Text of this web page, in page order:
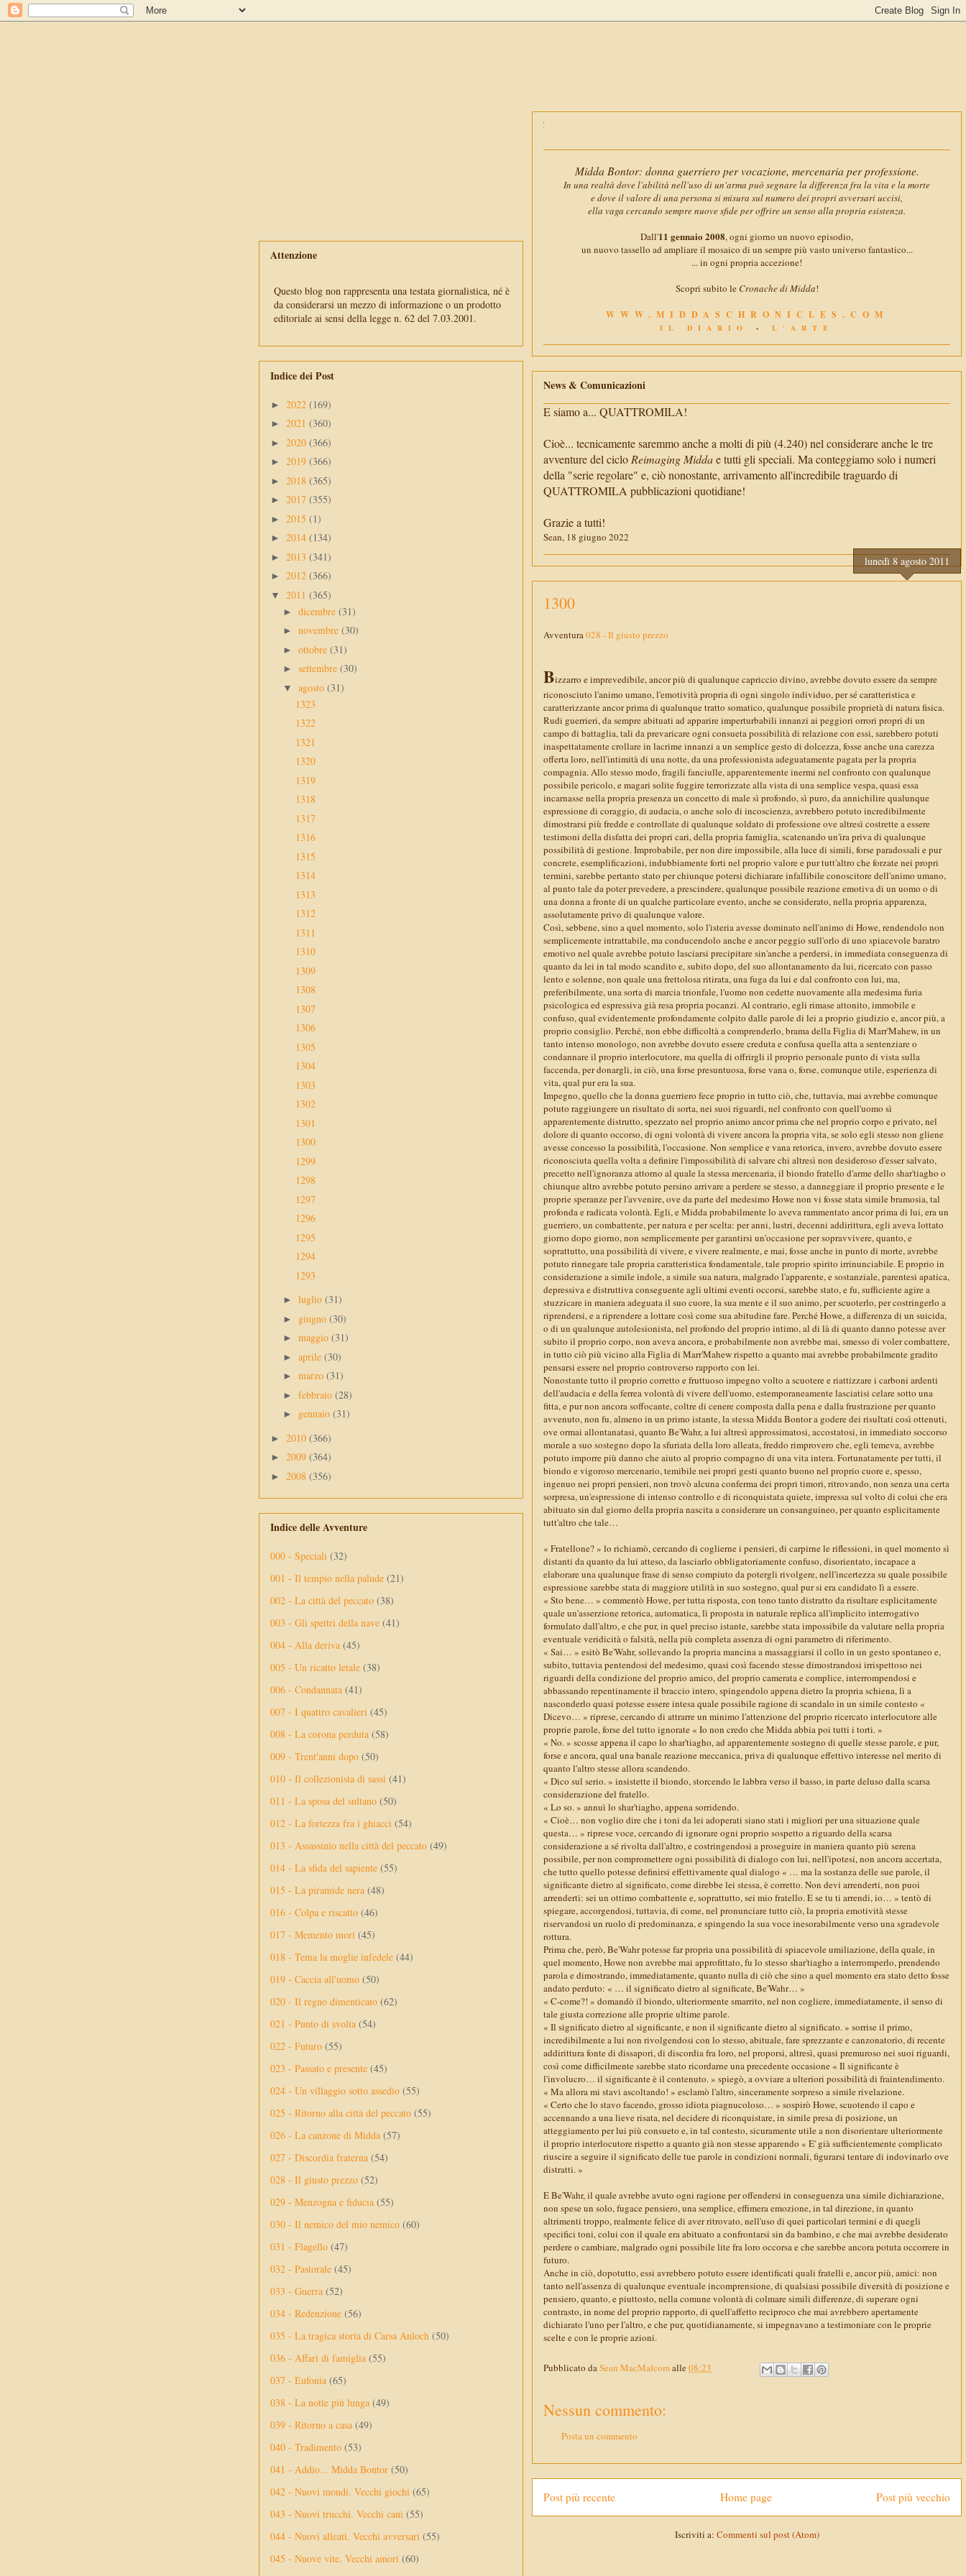
Midda Bontor: donna guerriero per vocazione, mercenaria per professione.
In una realtà dove l'abilità nell'uso di un'arma può segnare la differenza fra la vita e la morte
e dove il valore di una persona si misura sul numero dei propri avversari uccisi,
ella vaga cercando sempre nuove sfide per offrire un senso alla propria esistenza.
Dall'11 gennaio 2008, ogni giorno un nuovo episodio,
un nuovo tassello ad ampliare il mosaico di un sempre più vasto universo fantastico...
... in ogni propria accezione!
Scopri subito le Cronache di Midda!
WWW.MIDDASCHRONICLES.COM
IL DIARIO - L'ARTE
News & Comunicazioni
E siamo a... QUATTROMILA!
Cioè... tecnicamente saremmo anche a molti di più (4.240) nel considerare anche le tre
avventure del cicloReimaging Middae tutti gli speciali. Ma conteggiamo solo i numeri
della "serie regolare" e, ciò nonostante, arrivamento all'incredibile traguardo di
QUATTROMILA pubblicazioni quotidiane!
Grazie a tutti!
Sean, 18 giugno 2022
lunedì 8 agosto 2011
1300
Avventura028 - Il giusto prezzo
Bizzarro e imprevedibile, ancor più di qualunque capriccio divino, avrebbe dovuto essere da sempre
riconosciuto l'animo umano, l'emotività propria di ogni singolo individuo, per sé caratteristica e
caratterizzante ancor prima di qualunque tratto somatico, qualunque possibile proprietà di natura fisica.
Rudi guerrieri, da sempre abituati ad apparire imperturbabili innanzi ai peggiori orrori propri di un
campo di battaglia, tali da prevaricare ogni consueta possibilità di relazione con essi, sarebbero potuti
inaspettatamente crollare in lacrime innanzi a un semplice gesto di dolcezza, fosse anche una carezza
offerta loro, nell'intimità di una notte, da una professionista adeguatamente pagata per la propria
compagnia. Allo stesso modo, fragili fanciulle, apparentemente inermi nel confronto con qualunque
possibile pericolo, e magari solite fuggire terrorizzate alla vista di una semplice vespa, quasi essa
incarnasse nella propria presenza un concetto di male sì profondo, sì puro, da annichilire qualunque
espressione di coraggio, di audacia, o anche solo di incoscienza, avrebbero potuto incredibilmente
dimostrarsi più fredde e controllate di qualunque soldato di professione ove altresì costrette a essere
testimoni della disfatta dei propri cari, della propria famiglia, scatenando un'ira priva di qualunque
possibilità di gestione. Improbabile, per non dire impossibile, alla luce di simili, forse paradossali e pur
concrete, esemplificazioni, indubbiamente forti nel proprio valore e pur tutt'altro che forzate nei propri
termini, sarebbe pertanto stato per chiunque potersi dichiarare infallibile conoscitore dell'animo umano,
al punto tale da poter prevedere, a prescindere, qualunque possibile reazione emotiva di un uomo o di
una donna a fronte di un qualche particolare evento, anche se considerato, nella propria apparenza,
assolutamente privo di qualunque valore.
Così, sebbene, sino a quel momento, solo l'isteria avesse dominato nell'animo di Howe, rendendolo non
semplicemente intrattabile, ma conducendolo anche e ancor peggio sull'orlo di uno spiacevole baratro
emotivo nel quale avrebbe potuto lasciarsi precipitare sin'anche a perdersi, in immediata conseguenza di
quanto da lei in tal modo scandito e, subito dopo, del suo allontanamento da lui, ricercato con passo
lento e solenne, non quale una frettolosa ritirata, una fuga da lui e dal confronto con lui, ma,
preferibilmente, una sorta di marcia trionfale, l'uomo non cedette nuovamente alla medesima furia
psicologica ed espressiva già resa propria pocanzi. Al contrario, egli rimase attonito, immobile e
confuso, qual evidentemente profondamente colpito dalle parole di lei a proprio giudizio e, ancor più, a
proprio consiglio. Perché, non ebbe difficoltà a comprenderlo, brama della Figlia di Marr'Mahew, in un
tanto intenso monologo, non avrebbe dovuto essere creduta e confusa quella atta a sentenziare o
condannare il proprio interlocutore, ma quella di offrirgli il proprio personale punto di vista sulla
faccenda, per donargli, in ciò, una forse presuntuosa, forse vana o, forse, comunque utile, esperienza di
vita, qual pur era la sua.
Impegno, quello che la donna guerriero fece proprio in tutto ciò, che, tuttavia, mai avrebbe comunque
potuto raggiungere un risultato di sorta, nei suoi riguardi, nel confronto con quell'uomo sì
apparentemente distrutto, spezzato nel proprio animo ancor prima che nel proprio corpo e privato, nel
dolore di quanto occorso, di ogni volontà di vivere ancora la propria vita, se solo egli stesso non gliene
avesse concesso la possibilità, l'occasione. Non semplice e vana retorica, invero, avrebbe dovuto essere
riconosciuta quella volta a definire l'impossibilità di salvare chi altresì non desideroso d'esser salvato,
precetto nell'ignoranza attorno al quale la stessa mercenaria, il biondo fratello d'arme dello shar'tiagho o
chiunque altro avrebbe potuto persino arrivare a perdere se stesso, a danneggiare il proprio presente e le
proprie speranze per l'avvenire, ove da parte del medesimo Howe non vi fosse stata simile bramosia, tal
profonda e radicata volontà. Egli, e Midda probabilmente lo aveva rammentato ancor prima di lui, era un
guerriero, un combattente, per natura e per scelta: per anni, lustri, decenni addirittura, egli aveva lottato
giorno dopo giorno, non semplicemente per garantirsi un'occasione per sopravvivere, quanto, e
soprattutto, una possibilità di vivere, e vivere realmente, e mai, fosse anche in punto di morte, avrebbe
potuto rinnegare tale propria caratteristica fondamentale, tale proprio spirito irrinunciabile. E proprio in
considerazione a simile indole, a simile sua natura, malgrado l'apparente, e sostanziale, parentesi apatica,
depressiva e distruttiva conseguente agli ultimi eventi occorsi, sarebbe stato, e fu, sufficiente agire a
stuzzicare in maniera adeguata il suo cuore, la sua mente e il suo animo, per scuoterlo, per costringerlo a
riprendersi, e a riprendere a lottare così come sua abitudine fare. Perché Howe, a differenza di un suicida,
o di un qualunque autolesionista, nel profondo del proprio intimo, al di là di quanto danno potesse aver
subito il proprio corpo, non aveva ancora, e probabilmente non avrebbe mai, smesso di voler combattere,
in tutto ciò più vicino alla Figlia di Marr'Mahew rispetto a quanto mai avrebbe probabilmente gradito
pensarsi essere nel proprio controverso rapporto con lei.
Nonostante tutto il proprio corretto e fruttuoso impegno volto a scuotere e riattizzare i carboni ardenti
dell'audacia e della ferrea volontà di vivere dell'uomo, estemporaneamente lasciatisi celare sotto una
fitta, e pur non ancora soffocante, coltre di cenere composta dalla pena e dalla frustrazione per quanto
avvenuto, non fu, almeno in un primo istante, la stessa Midda Bontor a godere dei risultati così ottenuti,
ove ormai allontanatasi, quanto Be'Wahr, a lui altresì approssimatosi, accostatosi, in immediato soccorso
morale a suo sostegno dopo la sfuriata della loro alleata, freddo rimprovero che, egli temeva, avrebbe
potuto imporre più danno che aiuto al proprio compagno di una vita intera. Fortunatamente per tutti, il
biondo e vigoroso mercenario, temibile nei propri gesti quanto buono nel proprio cuore e, spesso,
ingenuo nei propri pensieri, non trovò alcuna conferma dei propri timori, ritrovando, non senza una certa
sorpresa, un'espressione di intenso controllo e di riconquistata quiete, impressa sul volto di colui che era
abituato sin dal giorno della propria nascita a considerare un consanguineo, per quanto esplicitamente
tutt'altro che tale…
« Fratellone? » lo richiamò, cercando di coglierne i pensieri, di carpirne le riflessioni, in quel momento sì
distanti da quanto da lui atteso, da lasciarlo obbligatoriamente confuso, disorientato, incapace a
elaborare una qualunque frase di senso compiuto da potergli rivolgere, nell'incertezza su quale possibile
espressione sarebbe stata di maggiore utilità in suo sostegno, qual pur si era candidato lì a essere.
« Sto bene… » commentò Howe, per tutta risposta, con tono tanto distratto da risultare esplicitamente
quale un'asserzione retorica, automatica, lì proposta in naturale replica all'implicito interrogativo
formulato dall'altro, e che pur, in quel preciso istante, sarebbe stata impossibile da valutare nella propria
eventuale veridicità o falsità, nella più completa assenza di ogni parametro di riferimento.
« Sai… » esitò Be'Wahr, sollevando la propria mancina a massaggiarsi il collo in un gesto spontaneo e,
subito, tuttavia pentendosi del medesimo, quasi così facendo stesse dimostrandosi irrispettoso nei
riguardi della condizione del proprio amico, del proprio camerata e complice, interrompendosi e
abbassando repentinamente il braccio intero, spingendolo appena dietro la propria schiena, lì a
nasconderlo quasi potesse essere intesa quale possibile ragione di scandalo in un simile contesto «
Dicevo… » riprese, cercando di attrarre un minimo l'attenzione del proprio ricercato interlocutore alle
proprie parole, forse del tutto ignorate « Io non credo che Midda abbia poi tutti i torti. »
« No. » scosse appena il capo lo shar'tiagho, ad apparentemente sostegno di quelle stesse parole, e pur,
forse e ancora, qual una banale reazione meccanica, priva di qualunque effettivo interesse nel merito di
quanto l'altro stesse allora scandendo.
« Dico sul serio. » insistette il biondo, storcendo le labbra verso il basso, in parte deluso dalla scarsa
considerazione del fratello.
« Lo so. » annuì lo shar'tiagho, appena sorridendo.
« Cioè… non voglio dire che i toni da lei adoperati siano stati i migliori per una situazione quale
questa… » riprese voce, cercando di ignorare ogni proprio sospetto a riguardo della scarsa
considerazione a sé rivolta dall'altro, e costringendosi a proseguire in maniera quanto più serena
possibile, per non compromettere ogni possibilità di dialogo con lui, nell'ipotesi, non ancora accertata,
che tutto quello potesse definirsi effettivamente qual dialogo « … ma la sostanza delle sue parole, il
significante dietro al significato, come direbbe lei stessa, è corretto. Non devi arrenderti, non puoi
arrenderti: sei un ottimo combattente e, soprattutto, sei mio fratello. E se tu ti arrendi, io… » tentò di
spiegare, accorgendosi, tuttavia, di come, nel pronunciare tutto ciò, la propria emotività stesse
riservandosi un ruolo di predominanza, e spingendo la sua voce inesorabilmente verso una sgradevole
rottura.
Prima che, però, Be'Wahr potesse far propria una possibilità di spiacevole umiliazione, della quale, in
quel momento, Howe non avrebbe mai approfittato, fu lo stesso shar'tiagho a interromperlo, prendendo
parola e dimostrando, immediatamente, quanto nulla di ciò che sino a quel momento era stato detto fosse
andato perduto: « … il significato dietro al significate, Be'Wahr… »
« C-come?! » domandò il biondo, ulteriormente smarrito, nel non cogliere, immediatamente, il senso di
tale giusta correzione alle proprie ultime parole.
« Il significato dietro al significante, e non il significante dietro al significato. » sorrise il primo,
incredibilmente a lui non rivolgendosi con lo stesso, abituale, fare sprezzante e canzonatorio, di recente
addirittura fonte di dissapori, di discordia fra loro, nel proporsi, altresì, quasi premuroso nei suoi riguardi,
così come difficilmente sarebbe stato ricordarne una precedente occasione « Il significante è
l'involucro… il significante è il contenuto. » spiegò, a ovviare a ulteriori possibilità di fraintendimento.
« Ma allora mi stavi ascoltando! » esclamò l'altro, sinceramente sorpreso a simile rivelazione.
« Certo che lo stavo facendo, grosso idiota piagnucoloso… » sospirò Howe, scuotendo il capo e
accennando a una lieve risata, nel decidere di riconquistare, in simile presa di posizione, un
atteggiamento per lui più consueto e, in tal contesto, sicuramente utile a non disorientare ulteriormente
il proprio interlocutore rispetto a quanto già non stesse apparendo « E' già sufficientemente complicato
riuscire a seguire il significato delle tue parole in condizioni normali, figurarsi tentare di indovinarlo ove
distratti. »
E Be'Wahr, il quale avrebbe avuto ogni ragione per offendersi in conseguenza una simile dichiarazione,
non spese un solo, fugace pensiero, una semplice, effimera emozione, in tal direzione, in quanto
altrimenti troppo, realmente felice di aver ritrovato, nell'uso di quei particolari termini e di quegli
specifici toni, colui con il quale era abituato a confrontarsi sin da bambino, e che mai avrebbe desiderato
perdere o cambiare, malgrado ogni possibile lite fra loro occorsa e che sarebbe ancora potuta occorrere in
futuro.
Anche in ciò, dopotutto, essi avrebbero potuto essere identificati quali fratelli e, ancor più, amici: non
tanto nell'assenza di qualunque eventuale incomprensione, di qualsiasi possibile diversità di posizione e
pensiero, quanto, e piuttosto, nella comune volontà di colmare simili differenze, di superare ogni
contrasto, in nome del proprio rapporto, di quell'affetto reciproco che mai avrebbero apertamente
dichiarato l'uno per l'altro, e che pur, quotidianamente, si impegnavano a testimoniare con le proprie
scelte e con le proprie azioni.
Pubblicato daSean MacMalcomalle 08:23
Nessun commento:
Posta un commento
Post più recente Post più vecchio
Home page
Iscriviti a: Commenti sul post (Atom)
Attenzione
Questo blog non rappresenta una testata giornalistica, né è
da considerarsi un mezzo di informazione o un prodotto
editoriale ai sensi della legge n. 62 del 7.03.2001.
Indice dei Post
► 2022 (169)
► 2021 (360)
► 2020 (366)
► 2019 (366)
► 2018 (365)
► 2017 (355)
► 2015 (1)
► 2014 (134)
► 2013 (341)
► 2012 (366)
▼ 2011 (365)
► dicembre (31)
► novembre (30)
► ottobre (31)
► settembre (30)
▼ agosto (31)
1323
1322
1321
1320
1319
1318
1317
1316
1315
1314
1313
1312
1311
1310
1309
1308
1307
1306
1305
1304
1303
1302
1301
1300
1299
1298
1297
1296
1295
1294
1293
► luglio (31)
► giugno (30)
► maggio (31)
► aprile (30)
► marzo (31)
► febbraio (28)
► gennaio (31)
► 2010 (366)
► 2009 (364)
► 2008 (356)
Indice delle Avventure
000 - Speciali (32)
001 - Il tempio nella palude (21)
002 - La città del peccato (38)
003 - Gli spettri della nave (41)
004 - Alla deriva (45)
005 - Un ricatto letale (38)
006 - Condannata (41)
007 - I quattro cavalieri (45)
008 - La corona perduta (58)
009 - Trent'anni dopo (50)
010 - Il collezionista di sassi (41)
011 - La sposa del sultano (50)
012 - La fortezza fra i ghiacci (54)
013 - Assassinio nella città del peccato (49)
014 - La sfida del sapiente (55)
015 - La piramide nera (48)
016 - Colpa e riscatto (46)
017 - Memento mori (45)
018 - Tema la moglie infedele (44)
019 - Caccia all'uomo (50)
020 - Il regno dimenticato (62)
021 - Punto di svolta (54)
022 - Futuro (55)
023 - Passato e presente (45)
024 - Un villaggio sotto assedio (55)
025 - Ritorno alla città del peccato (55)
026 - La canzone di Midda (57)
027 - Discordia fraterna (54)
028 - Il giusto prezzo (52)
029 - Menzogna e fiducia (55)
030 - Il nemico del mio nemico (60)
031 - Flagello (47)
032 - Pastorale (45)
033 - Guerra (52)
034 - Redenzione (56)
035 - La tragica storia di Carsa Anloch (50)
036 - Affari di famiglia (55)
037 - Eufonia (65)
038 - La notte più lunga (49)
039 - Ritorno a casa (49)
040 - Tradimento (53)
041 - Addio... Midda Bontor (50)
042 - Nuovi mondi. Vecchi giochi (65)
043 - Nuovi trucchi. Vecchi cani (55)
044 - Nuovi alleati. Vecchi avversari (55)
045 - Nuove vite. Vecchi amori (60)